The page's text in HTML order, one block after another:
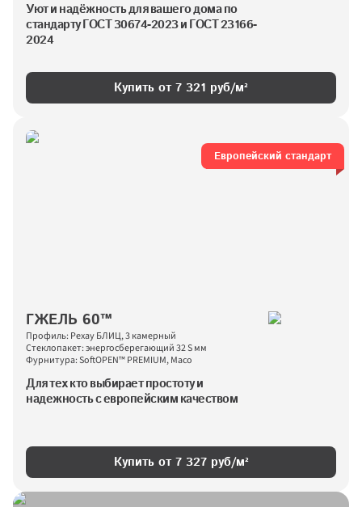
Уют и надёжность для вашего дома по
стандарту ГОСТ 30674-2023 и ГОСТ 23166-
2024
Купить от 7 321 руб/м²
ГЖЕЛЬ 60™
Профиль: Рехау БЛИЦ, 3 камерный
Стеклопакет: энергосберегающий 32 S мм
Фурнитура: SoftOPEN™ PREMIUM, Maco
Для тех кто выбирает простоту и
надежность с европейским качеством
Купить от 7 327 руб/м²
Европейский стандарт